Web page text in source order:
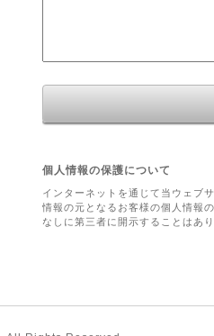
個人情報の保護について
インターネットを通じて当ウェブ
情報の元となるお客様の個人情報
なしに第三者に開示することはあり